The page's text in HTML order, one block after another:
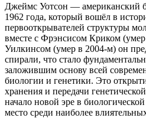
Джеймс Уотсон — американский
1962 года, который вошёл в
первооткрывателей структуры
вместе с Фрэнсисом Криком
Уилкинсом (умер в 2004-м) он
спирали, что стало
заложившим основу всей
биологии и генетики. Это
хранения и передачи
начало новой эре в
место среди наиболее